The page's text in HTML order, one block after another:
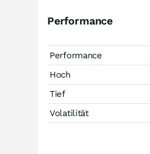
Performance
Performance
Hoch
Tief
Volatilität